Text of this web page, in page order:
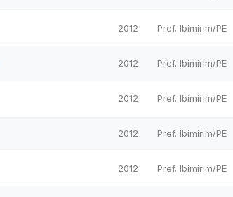
2012 Pref. Ibimirim/PE
2012 Pref. Ibimirim/PE
2012 Pref. Ibimirim/PE
2012 Pref. Ibimirim/PE
2012 Pref. Ibimirim/PE